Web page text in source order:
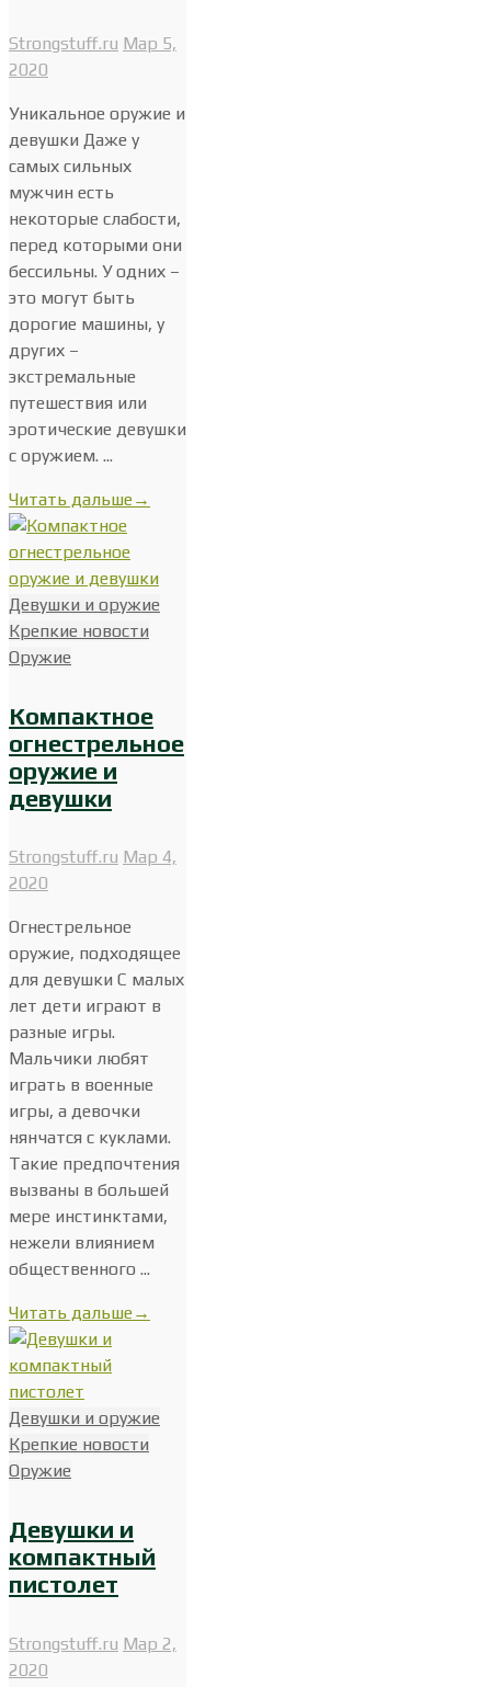
Strongstuff.ru Мар 5,
2020
Уникальное оружие и
девушки Даже у
самых сильных
мужчин есть
некоторые слабости,
перед которыми они
бессильны. У одних –
это могут быть
дорогие машины, у
других –
экстремальные
путешествия или
эротические девушки
с оружием. ...
Читать дальше→
Девушки и оружие
Крепкие новости
Оружие
Компактное
огнестрельное
оружие и
девушки
Strongstuff.ru Мар 4,
2020
Огнестрельное
оружие, подходящее
для девушки С малых
лет дети играют в
разные игры.
Мальчики любят
играть в военные
игры, а девочки
нянчатся с куклами.
Такие предпочтения
вызваны в большей
мере инстинктами,
нежели влиянием
общественного ...
Читать дальше→
Девушки и оружие
Крепкие новости
Оружие
Девушки и
компактный
пистолет
Strongstuff.ru Мар 2,
2020